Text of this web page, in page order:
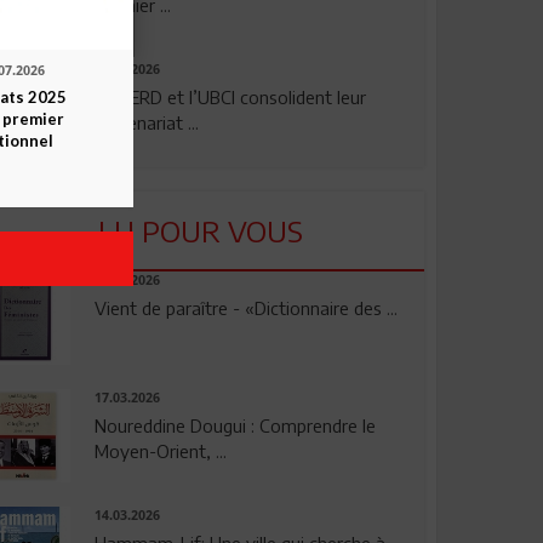
premier ...
24.07.2026
La BERD et l’UBCI consolident leur
partenariat ...
LU POUR VOUS
23.04.2026
Vient de paraître - «Dictionnaire des ...
17.03.2026
Noureddine Dougui : Comprendre le
Moyen-Orient, ...
14.03.2026
2025
premier